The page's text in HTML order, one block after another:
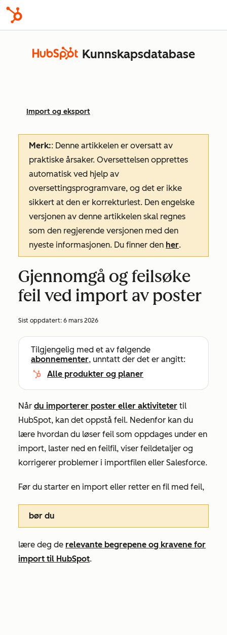
Kunnskapsdatabase
Import og eksport
Merk:: Denne artikkelen er oversatt av
praktiske årsaker. Oversettelsen opprettes
automatisk ved hjelp av
oversettingsprogramvare, og det er ikke
sikkert at den er korrekturlest. Den engelske
versjonen av denne artikkelen skal regnes
som den regjerende versjonen med den
nyeste informasjonen. Du finner den her.
Gjennomgå og feilsøke
feil ved import av poster
Sist oppdatert: 6 mars 2026
Tilgjengelig med et av følgende
abonnementer, unntatt der det er angitt:
Alle produkter og planer
Når du importerer poster eller aktiviteter til
HubSpot, kan det oppstå feil. Nedenfor kan du
lære hvordan du løser feil som oppdages under en
import, laster ned en feilfil, viser feildetaljer og
korrigerer problemer i importfilen eller Salesforce.
Før du starter en import eller retter en fil med feil,
bør du
lære deg de relevante begrepene og kravene for
import til HubSpot.